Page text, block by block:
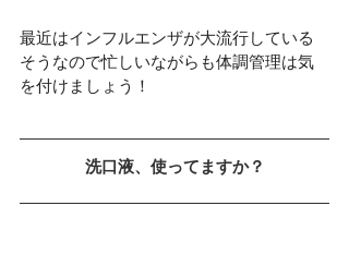
最近はインフルエンザが大流行している
そうなので忙しいながらも体調管理は気
を付けましょう！
洗口液、使ってますか？